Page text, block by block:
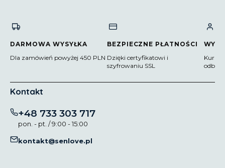
DARMOWA WYSYŁKA
Dla zamówień powyżej 450 PLN
BEZPIECZNE PŁATNOŚCI
Dzięki certyfikatowi i
szyfrowaniu SSL
Kontakt
+48 733 303 717
pon. - pt. / 9:00 - 15:00
kontakt@senlove.pl